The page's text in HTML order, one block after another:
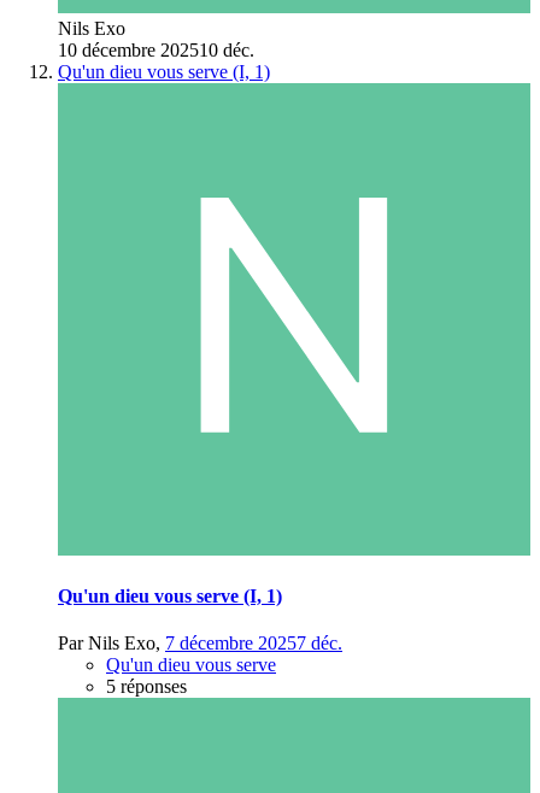
Nils Exo
10 décembre 202510 déc.
Qu'un dieu vous serve (I, 1)
Qu'un dieu vous serve (I, 1)
ParNils Exo, 7 décembre 20257 déc.
Qu'un dieu vous serve
5 réponses